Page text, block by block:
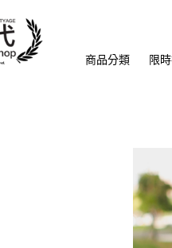
商品分類 限